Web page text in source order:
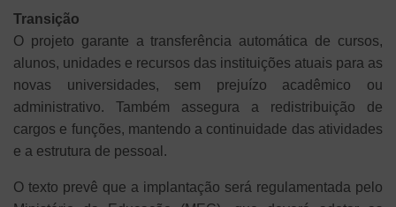
Transição
O projeto garante a transferência automática de cursos,
alunos, unidades e recursos das instituições atuais para as
novas universidades, sem prejuízo acadêmico ou
administrativo. Também assegura a redistribuição de
cargos e funções, mantendo a continuidade das atividades
e a estrutura de pessoal.
O texto prevê que a implantação será regulamentada pelo